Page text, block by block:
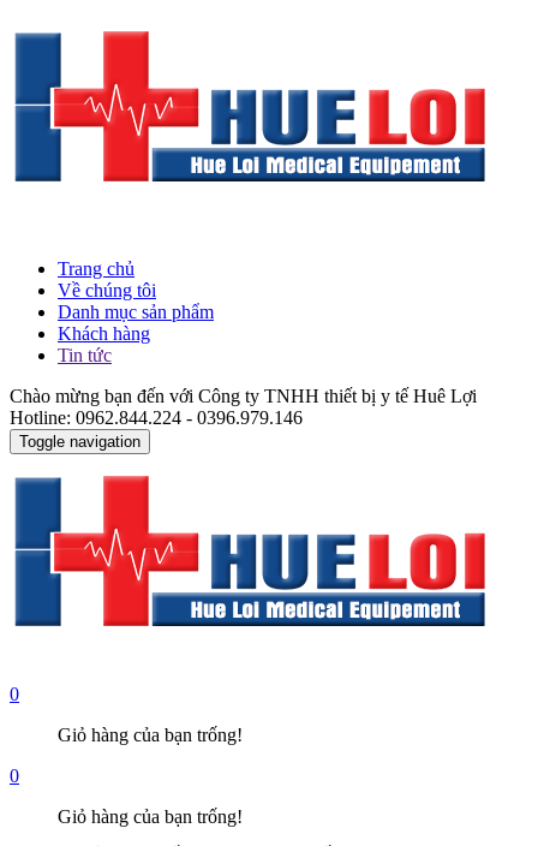
Trang chủ
Về chúng tôi
Danh mục sản phẩm
Khách hàng
Tin tức
Chào mừng bạn đến với Công ty TNHH thiết bị y tế Huê Lợi
Hotline: 0962.844.224 - 0396.979.146
Toggle navigation
0
Giỏ hàng của bạn trống!
0
Giỏ hàng của bạn trống!